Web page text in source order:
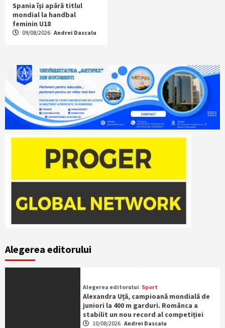
Spania își apără titlul
mondial la handbal
feminin U18
09/08/2026 Andrei Dascalu
Alegerea editorului
Alegerea editorului Sport
Alexandra Uță, campioană mondială de
juniori la 400 m garduri. Românca a
stabilit un nou record al competiției
10/08/2026 Andrei Dascalu